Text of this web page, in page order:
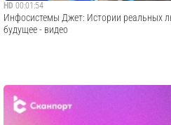
HD 00:01:54
Инфосистемы Джет: Истории реальных
будущее - видео